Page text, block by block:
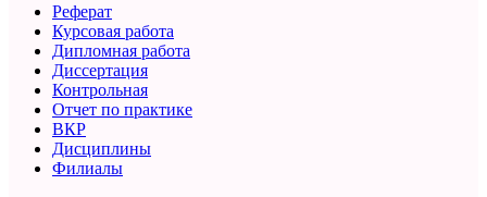
Реферат
Курсовая работа
Дипломная работа
Диссертация
Контрольная
Отчет по практике
ВКР
Дисциплины
Филиалы